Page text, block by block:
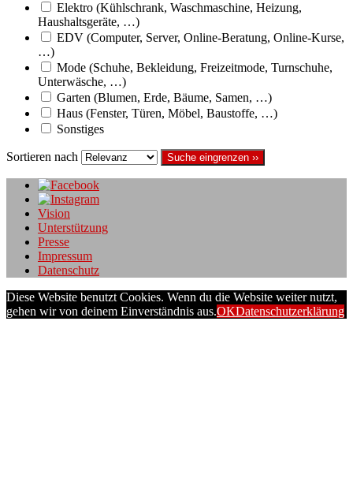
Elektro (Kühlschrank, Waschmaschine, Heizung,
Haushaltsgeräte, …)
EDV (Computer, Server, Online-Beratung, Online-Kurse,
…)
Mode (Schuhe, Bekleidung, Freizeitmode, Turnschuhe,
Unterwäsche, …)
Garten (Blumen, Erde, Bäume, Samen, …)
Haus (Fenster, Türen, Möbel, Baustoffe, …)
Sonstiges
Sortieren nach Suche eingrenzen ››
Vision
Unterstützung
Presse
Impressum
Datenschutz
Diese Website benutzt Cookies. Wenn du die Website weiter nutzt,
gehen wir von deinem Einverständnis aus.OKDatenschutzerklärung